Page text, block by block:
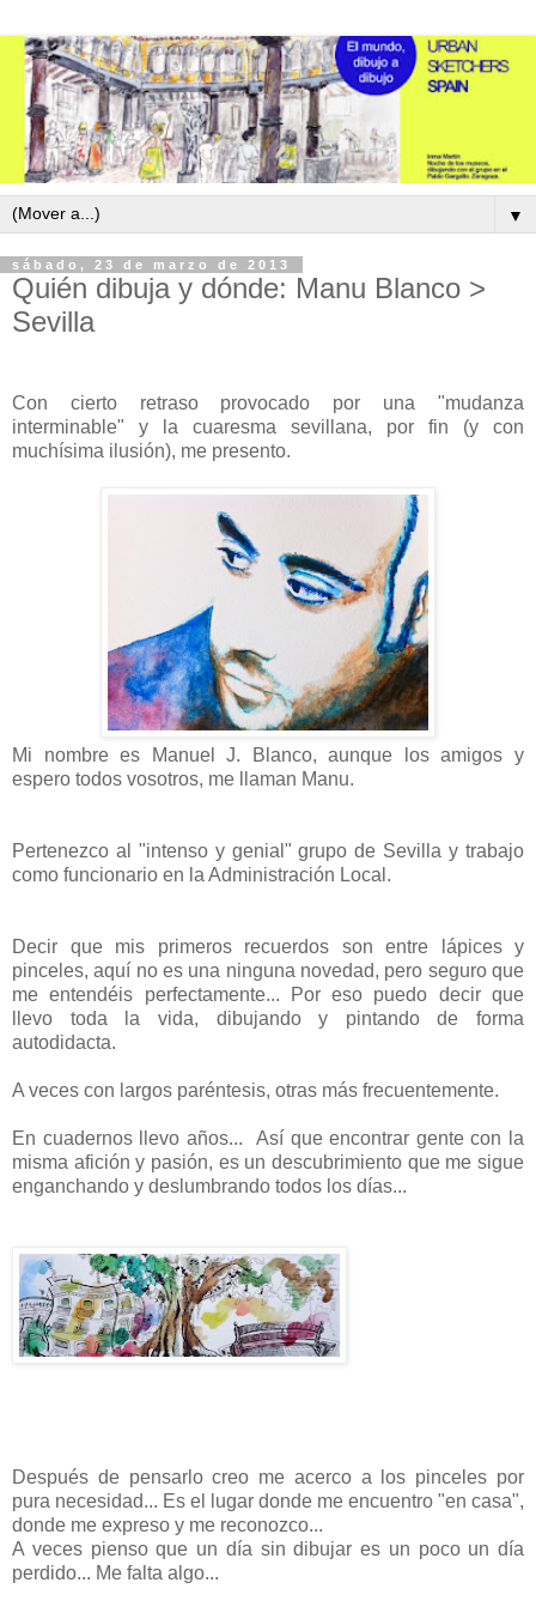
▼
sábado, 23 de marzo de 2013
Quién dibuja y dónde: Manu Blanco >
Sevilla
Con cierto retraso provocado por una "mudanza
interminable" y la cuaresma sevillana, por fin (y con
muchísima ilusión), me presento.
Mi nombre es Manuel J. Blanco, aunque los amigos y
espero todos vosotros, me llaman Manu.
Pertenezco al "intenso y genial" grupo de Sevilla y trabajo
como funcionario en la Administración Local.
Decir que mis primeros recuerdos son entre lápices y
pinceles, aquí no es una ninguna novedad, pero seguro que
me entendéis perfectamente... Por eso puedo decir que
llevo toda la vida, dibujando y pintando de forma
autodidacta.
A veces con largos paréntesis, otras más frecuentemente.
En cuadernos llevo años... Así que encontrar gente con la
misma afición y pasión, es un descubrimiento que me sigue
enganchando y deslumbrando todos los días...
Después de pensarlo creo me acerco a los pinceles por
pura necesidad... Es el lugar donde me encuentro "en casa",
donde me expreso y me reconozco...
A veces pienso que un día sin dibujar es un poco un día
perdido... Me falta algo...